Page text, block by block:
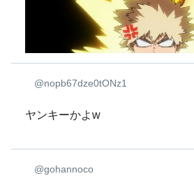
@nopb67dze0tONz1
ヤンキーかよw
@gohannoco